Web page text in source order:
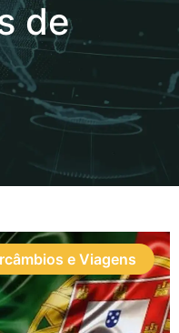
de
e Viagens